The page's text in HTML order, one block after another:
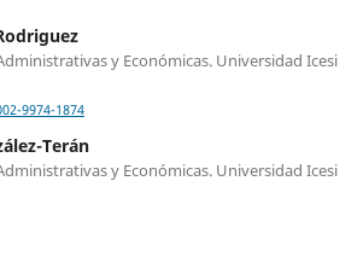
y Económicas. Universidad Icesi
9974-1874
Terán
y Económicas. Universidad Icesi